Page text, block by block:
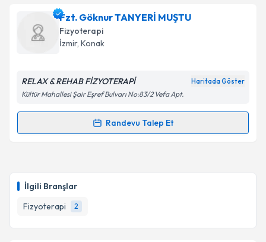
İlgili Branşlar
Fizyoterapi
2
kapsamda işlenmesini kabul ediyorum.
Takvim Talebini Gönder
Fzt. Cem Alper Yılmaziçin randevu takvimi talebi
oluşturun. Size bu uzmandan randevu almanız için bir
takvim hazırlandığında e-posta ile bilgilendireceğiz.
Kişisel verilerimin işlenmesine ilişkin
Metni'ni okudum ve kişisel verilerimin belirtilen
Fzt. Göknur TANYERİ MUŞTU
Fizyoterapi
İzmir, Konak
RELAX & REHAB FİZYOTERAPİ Haritada Göster
Kültür Mahallesi Şair Eşref Bulvarı No:83/2 Vefa Apt.
Randevu Talep Et
Randevu Takvimi Talebi
için bir takvim hazırlandığında e-posta ile
bilgilendireceğiz.
E-posta Adresiniz